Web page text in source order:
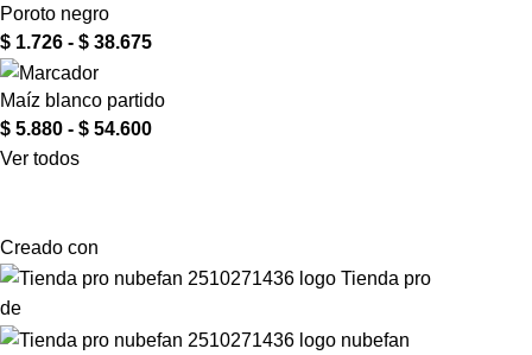
Poroto negro
$ 1.726 - $ 38.675
Maíz blanco partido
$ 5.880 - $ 54.600
Ver todos
Creado con
de